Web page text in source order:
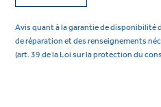
Avis quant à la garantie de disponibilité
de réparation et des renseignements
(art. 39 de la Loi sur la protection du